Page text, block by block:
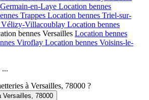
en-Laye Location bennes
Trappes Location bennes Triel-sur-
Vélizy-Villacoublay Location bennes
bennes Versailles Location bennes
Viroflay Location bennes Voisins-le-
...
à Versailles, 78000 ?
Versailles 78000